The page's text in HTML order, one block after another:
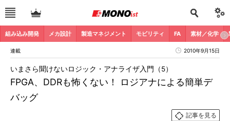
組み込み開発 メカ設計 製造マネジメント モビリティ FA 素材／化学
連載 2010年9月15日
FPGA、DDRも怖くない！ ロジアナによる簡単デ
バッグ
いまさら聞けないロジック・アナライザ入門（5）
記事を見る